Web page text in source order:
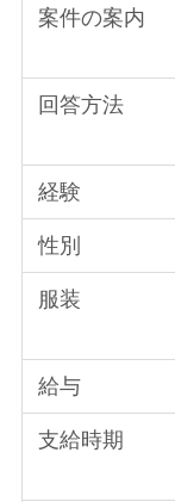
案件の案内
回答方法
経験
性別
服装
給与
支給時期